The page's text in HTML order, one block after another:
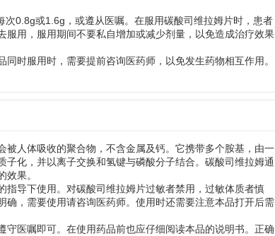
0.8g或1.6g，或遵从医嘱。在服用碳酸司维拉姆片时，患者
用，服用期间不要私自增加或减少剂量，以免造成治疗效果
时服用时，需要提前咨询医药师，以免发生药物相互作用。
人体吸收的聚合物，不含金属及钙。它携带多个胺基，由一
化，并以离子交换和氢键与磷酸分子结合。碳酸司维拉姆通
果。
导下使用。对碳酸司维拉姆片过敏者禁用，过敏体质者慎
确，需要使用请咨询医药师。使用时还需要注意本品打开后需
医嘱即可。在使用药品前也应仔细阅读本品的说明书。正确